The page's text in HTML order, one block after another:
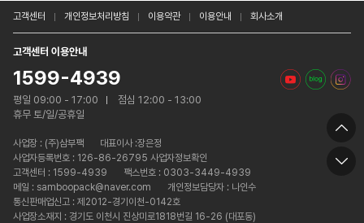
고객센터 개인정보처리방침 이용약관 이용안내 회사소개
고객센터 이용안내
1599-4939
평일 09:00 - 17:00
점심 12:00 - 13:00
휴무 토/일/공휴일
사업장 : (주)삼부팩
대표이사 :장은정
사업자등록번호 : 126-86-26795 사업자정보확인
고객센터 : 1599-4939
팩스번호 : 0303-3449-4939
메일 : samboopack@naver.com
개인정보담당자 : 나인수
통신판매업신고 : 제2012-경기이천-0142호
사업장소재지 : 경기도 이천시 진상미로1818번길 16-26 (대포동)